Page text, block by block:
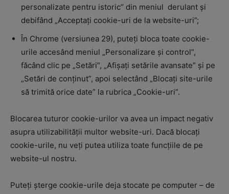
personalizate pentru istoric” din meniul derulant și
debifând „Acceptați cookie-uri de la website-uri”;
În Chrome (versiunea 29), puteți bloca toate cookie-
urile accesând meniul „Personalizare și control”,
făcând clic pe „Setări”, „Afișați setările avansate” și pe
„Setări de conținut”, apoi selectând „Blocați site-urile
să trimită orice date” la rubrica „Cookie-uri”.
Blocarea tuturor cookie-urilor va avea un impact negativ
asupra utilizabilității multor website-uri. Dacă blocați
cookie-urile, nu veți putea utiliza toate funcțiile de pe
website-ul nostru.
Puteți șterge cookie-urile deja stocate pe computer – de